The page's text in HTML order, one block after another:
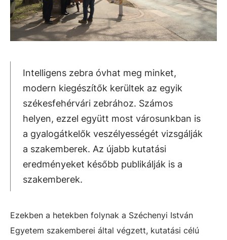
Intelligens zebra óvhat meg minket,
modern kiegészítők kerültek az egyik
székesfehérvári zebrához. Számos
helyen, ezzel együtt most városunkban is
a gyalogátkelők veszélyességét vizsgálják
a szakemberek. Az újabb kutatási
eredményeket később publikálják is a
szakemberek.
Ezekben a hetekben folynak a Széchenyi István
Egyetem szakemberei által végzett, kutatási célú